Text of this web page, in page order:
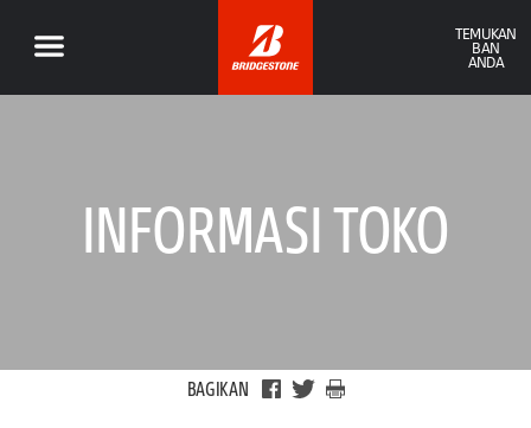
TEMUKAN
BAN
ANDA
INFORMASI TOKO
BAGIKAN